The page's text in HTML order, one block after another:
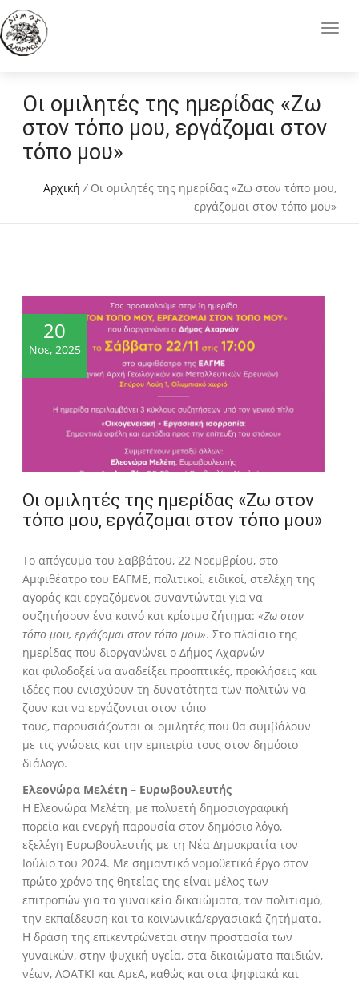
Οι ομιλητές της ημερίδας «Ζω
στον τόπο μου, εργάζομαι στον
τόπο μου»
Αρχική / Οι ομιλητές της ημερίδας «Ζω στον τόπο μου,
εργάζομαι στον τόπο μου»
20
Νοε, 2025
Οι ομιλητές της ημερίδας «Ζω στον
τόπο μου, εργάζομαι στον τόπο μου»
Το απόγευμα του Σαββάτου, 22 Νοεμβρίου, στο
Αμφιθέατρο του ΕΑΓΜΕ, πολιτικοί, ειδικοί, στελέχη της
αγοράς και εργαζόμενοι συναντώνται για να
συζητήσουν ένα κοινό και κρίσιμο ζήτημα:«Ζω στον
τόπο μου, εργάζομαι στον τόπο μου». Στο πλαίσιο της
ημερίδας που διοργανώνει ο Δήμος Αχαρνών
και φιλοδοξεί να αναδείξει προοπτικές, προκλήσεις και
ιδέες που ενισχύουν τη δυνατότητα των πολιτών να
ζουν και να εργάζονται στον τόπο
τους, παρουσιάζονται οι ομιλητές που θα συμβάλουν
με τις γνώσεις και την εμπειρία τους στον δημόσιο
διάλογο.
Ελεονώρα Μελέτη – Ευρωβουλευτής
Η Ελεονώρα Μελέτη, με πολυετή δημοσιογραφική
πορεία και ενεργή παρουσία στον δημόσιο λόγο,
εξελέγη Ευρωβουλευτής με τη Νέα Δημοκρατία τον
Ιούλιο του 2024. Με σημαντικό νομοθετικό έργο στον
πρώτο χρόνο της θητείας της είναι μέλος των
επιτροπών για τα γυναικεία δικαιώματα, τον πολιτισμό,
την εκπαίδευση και τα κοινωνικά/εργασιακά ζητήματα.
Η δράση της επικεντρώνεται στην προστασία των
γυναικών, στην ψυχική υγεία, στα δικαιώματα παιδιών,
νέων, ΛΟΑΤΚΙ και ΑμεΑ, καθώς και στα ψηφιακά και